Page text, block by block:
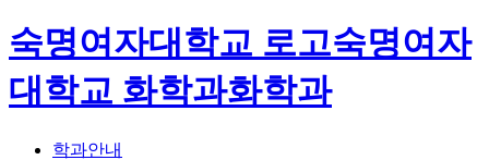
숙명여자대학교 로고숙명여자
대학교 화학과화학과
학과안내